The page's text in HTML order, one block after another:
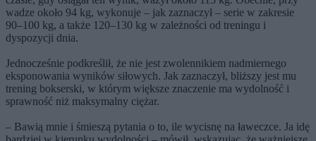
wadze około 94 kg, wykonuje – jak zaznaczył – serie w zakresie
90–100 kg, a także 120–130 kg w zależności od treningu i
dyspozycji dnia.
Jednocześnie podkreślił, że nie jest zwolennikiem nadmiernego
eksponowania wyników siłowych. Jak zaznaczył, bliższy jest mu
trening bokserski, w którym większe znaczenie ma wydolność i
sprawność niż maksymalny ciężar.
– Bawią mnie i śmieszą pytania o to, ile wycisnę na ławeczce. Ja idę